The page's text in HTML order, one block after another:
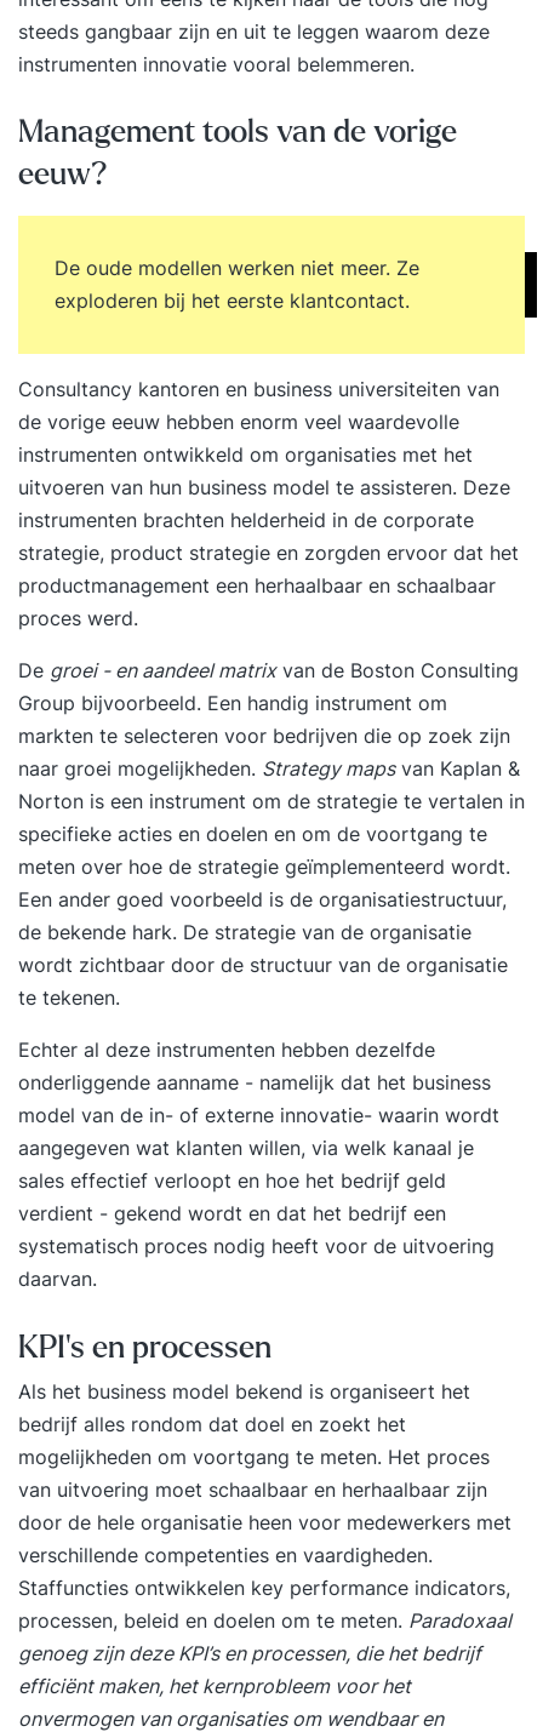
steeds gangbaar zijn en uit te leggen waarom deze
instrumenten innovatie vooral belemmeren.
Management tools van de vorige
eeuw?
De oude modellen werken niet meer. Ze
exploderen bij het eerste klantcontact.
Consultancy kantoren en business universiteiten van
de vorige eeuw hebben enorm veel waardevolle
instrumenten ontwikkeld om organisaties met het
uitvoeren van hun business model te assisteren. Deze
instrumenten brachten helderheid in de corporate
strategie, product strategie en zorgden ervoor dat het
productmanagement een herhaalbaar en schaalbaar
proces werd.
De groei - en aandeel matrixvan de Boston Consulting
Group bijvoorbeeld. Een handig instrument om
markten te selecteren voor bedrijven die op zoek zijn
naar groei mogelijkheden. Strategy mapsvan Kaplan &
Norton is een instrument om de strategie te vertalen in
specifieke acties en doelen en om de voortgang te
meten over hoe de strategie geïmplementeerd wordt.
Een ander goed voorbeeld is de organisatiestructuur,
de bekende hark. De strategie van de organisatie
wordt zichtbaar door de structuur van de organisatie
te tekenen.
Echter al deze instrumenten hebben dezelfde
onderliggende aanname - namelijk dat het business
model van de in- of externe innovatie- waarin wordt
aangegeven wat klanten willen, via welk kanaal je
sales effectief verloopt en hoe het bedrijf geld
verdient - gekend wordt en dat het bedrijf een
systematisch proces nodig heeft voor de uitvoering
daarvan.
KPI’s en processen
Als het business model bekend is organiseert het
bedrijf alles rondom dat doel en zoekt het
mogelijkheden om voortgang te meten. Het proces
van uitvoering moet schaalbaar en herhaalbaar zijn
door de hele organisatie heen voor medewerkers met
verschillende competenties en vaardigheden.
Staffuncties ontwikkelen key performance indicators,
processen, beleid en doelen om te meten. Paradoxaal
genoeg zijn deze KPI’s en processen, die het bedrijf
efficiënt maken, het kernprobleem voor het
onvermogen van organisaties om wendbaar en